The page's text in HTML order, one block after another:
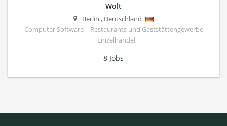
Wolt
Berlin , Deutschland
Computer Software | Restaurants und Gaststättengewerbe
| Einzelhandel
8 Jobs